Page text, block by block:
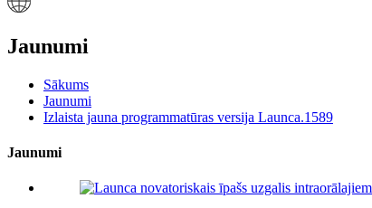
Jaunumi
Sākums
Jaunumi
Izlaista jauna programmatūras versija Launca.1589
Jaunumi